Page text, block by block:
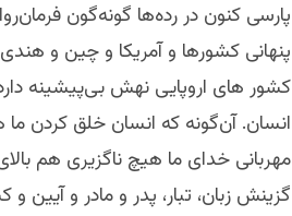
پارسی کنون در رده‌ها گونه‌گون
پنهانی کشورها و آمریکا و چین و
کشور های اروپایی نهش بی‌پیشینه
انسان. آن‌گونه که انسان خلق کردن
مهربانی خدای ما هیچ ناگزیری هم
گزينش زبان، تبار، پدر و مادر و